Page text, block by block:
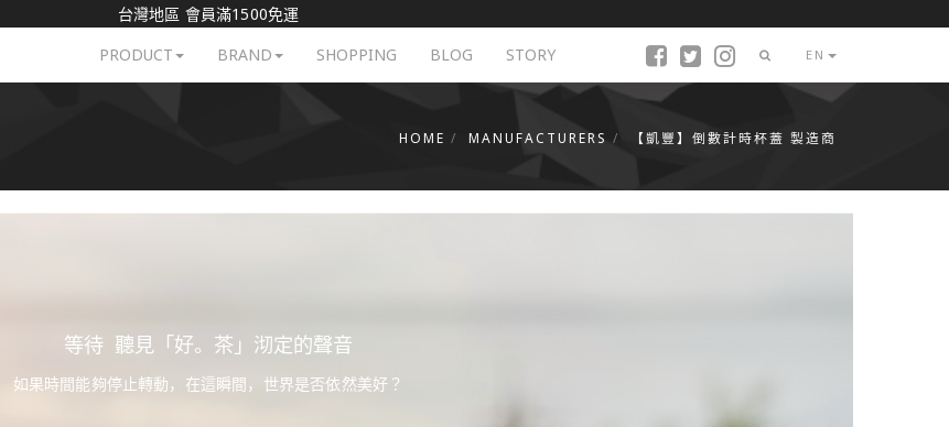
台灣地區 會員滿1500免運
PRODUCT
BRAND SHOPPING BLOG STORY EN
HOME MANUFACTURERS 【凱豐】倒數計時杯蓋 製造商
等待 聽見「好。茶」沏定的聲音
如果時間能夠停止轉動，在這瞬間，世界是否依然美好？